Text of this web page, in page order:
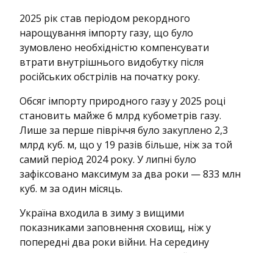
2025 рік став періодом рекордного
нарощування імпорту газу, що було
зумовлено необхідністю компенсувати
втрати внутрішнього видобутку після
російських обстрілів на початку року.
Обсяг імпорту природного газу у 2025 році
становить майже 6 млрд кубометрів газу.
Лише за перше півріччя було закуплено 2,3
млрд куб. м, що у 19 разів більше, ніж за той
самий період 2024 року. У липні було
зафіксовано максимум за два роки — 833 млн
куб. м за один місяць.
Україна входила в зиму з вищими
показниками заповнення сховищ, ніж у
попередні два роки війни. На середину